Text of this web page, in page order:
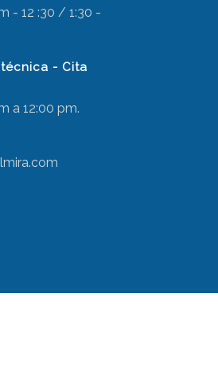
- 12 :30 / 1:30 -
- Cita
a 12:00 pm.